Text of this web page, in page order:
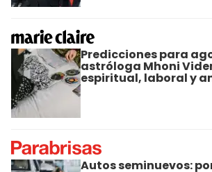
Predicciones para
astróloga Mhoni
espiritual, laboral y
Autos seminuevos: